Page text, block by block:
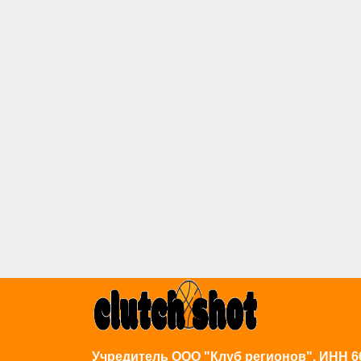
Учредитель ООО "Клуб регионов", ИНН